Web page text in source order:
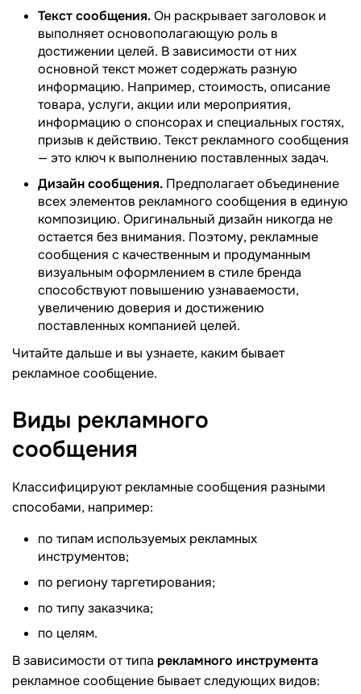
Текст сообщения.Он раскрывает заголовок и
выполняет основополагающую роль в
достижении целей. В зависимости от них
основной текст может содержать разную
информацию. Например, стоимость, описание
товара, услуги, акции или мероприятия,
информацию о спонсорах и специальных гостях,
призыв к действию. Текст рекламного сообщения
— это ключ к выполнению поставленных задач.
Дизайн сообщения. Предполагает объединение
всех элементов рекламного сообщения в единую
композицию. Оригинальный дизайн никогда не
остается без внимания. Поэтому, рекламные
сообщения с качественным и продуманным
визуальным оформлением в стиле бренда
способствуют повышению узнаваемости,
увеличению доверия и достижению
поставленных компанией целей.
Читайте дальше и вы узнаете, каким бывает
рекламное сообщение.
Виды рекламного
сообщения
Классифицируют рекламные сообщения разными
способами, например:
по типам используемых рекламных
инструментов;
по региону таргетирования;
по типу заказчика;
по целям.
В зависимости от типа рекламного инструмента
рекламное сообщение бывает следующих видов: